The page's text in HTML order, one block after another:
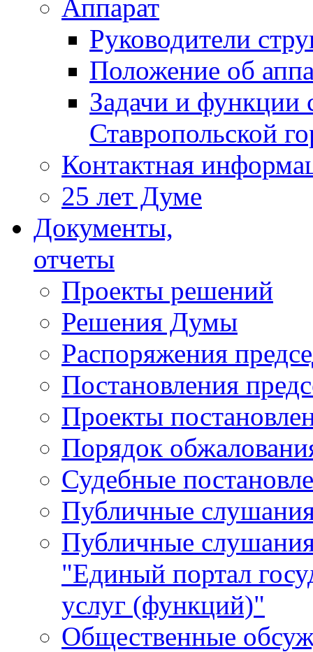
Аппарат
Руководители
Положение об
Задачи и функции
Ставропольской
Контактная
25 лет Думе
Документы,
отчеты
Проекты решений
Решения Думы
Распоряжения
Постановления
Проекты
Порядок
Судебные
Публичные
Публичные
"Единый портал
услуг (функций)"
Общественные